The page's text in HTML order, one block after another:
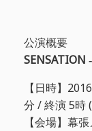
公演概要
SENSATION
【日時】
分 / 終演 5時
【会場】幕